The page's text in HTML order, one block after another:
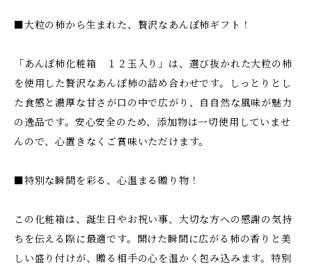
■大粒の柿から生まれた、贅沢なあんぽ柿ギフト！
「あんぽ柿化粧箱 １２玉入り」は、選び抜かれた大粒の柿
を使用した贅沢なあんぽ柿の詰め合わせです。しっとりとし
た食感と濃厚な甘さが口の中で広がり、自自然な風味が魅力
の逸品です。安心安全のため、添加物は一切使用していませ
んので、心置きなくご賞味いただけます。
■特別な瞬間を彩る、心温まる贈り物！
この化粧箱は、誕生日やお祝い事、大切な方への感謝の気持
ちを伝える際に最適です。開けた瞬間に広がる柿の香りと美
しい盛り付けが、贈る相手の心を温かく包み込みます。特別